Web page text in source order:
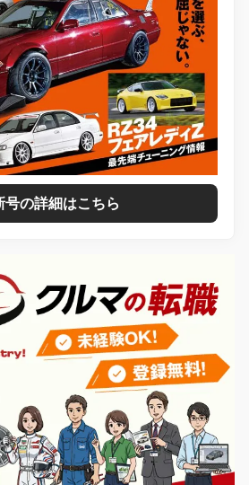
号の詳細はこちら